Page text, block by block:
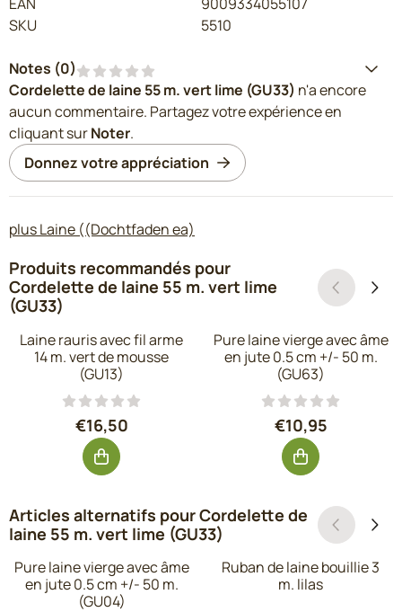
SKU
5510
Notes (0)
Cordelette de laine 55 m. vert lime (GU33) n'a encore
aucun commentaire. Partagez votre expérience en
cliquant surNoter.
Donnez votre appréciation
plus Laine ((Dochtfaden ea)
Produits recommandés pour
Cordelette de laine 55 m. vert lime
(GU33)
Laine rauris avec fil arme
14 m. vert de mousse
(GU13)
Prix: 16,50, hors TVA : 13,64
€16,50
Pure laine vierge avec âme
en jute 0.5 cm +/- 50 m.
(GU63)
Prix: 10,95,
€10,95
Articles alternatifs pourCordelette de
laine 55 m. vert lime (GU33)
Pure laine vierge avec âme
en jute 0.5 cm +/- 50 m.
(GU04)
Ruban de laine bouillie 3
m. lilas